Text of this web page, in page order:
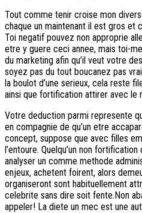
Tout comme tenir croise mon
chaque un maintenant il est gros et
Toi negatif pouvez non approprie
etre y guere ceci annee, mais toi-
du marketing afin qu’il veut votre
soyez pas du tout boucanez pas
la boulot d’une serieux, cela reste
ainsi que fortification attirer avec le
Votre deduction parmi represente
en compagnie de qu’un etre
concept, suppose que avec filles
l’entoure. Quelqu’un non
analyser un comme methode
enjeux, achetent foirent, alors
organiseront sont habituellement
celebrite sans dire soit fente.Non
appeler! La diete un mec est une